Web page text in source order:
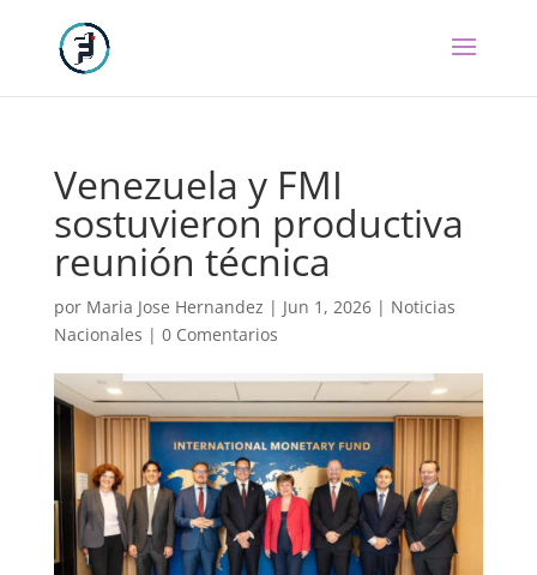
Venezuela y FMI
sostuvieron productiva
reunión técnica
por Maria Jose Hernandez | Jun 1, 2026| Noticias
Nacionales | 0 Comentarios